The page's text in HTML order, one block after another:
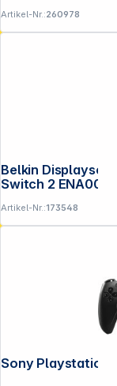
Artikel-Nr.:260978
Belkin Displayschutz
Switch 2
Artikel-Nr.:173548
Sony Playstation